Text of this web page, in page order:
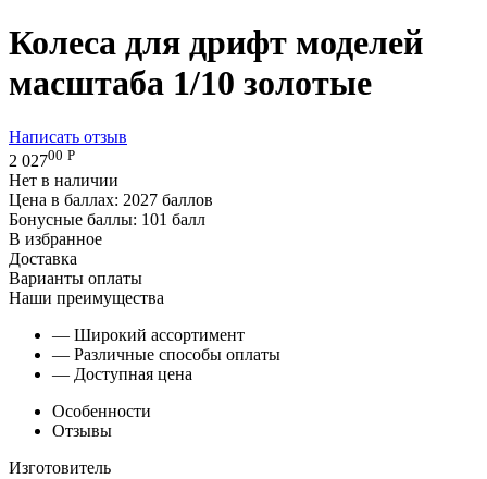
Колеса для дрифт моделей
масштаба 1/10 золотые
Написать отзыв
2 02700 Р
Нет в наличии
Цена в баллах: 2027 баллов
Бонусные баллы: 101 балл
В избранное
Доставка
Варианты оплаты
Наши преимущества
— Широкий ассортимент
— Различные способы оплаты
— Доступная цена
Особенности
Отзывы
Изготовитель